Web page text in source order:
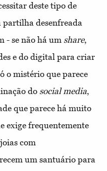
deste tipo de
partilha desenfreada
- se não há um share,
e do digital para criar
o mistério que parece
do social media,
que parece há muito
exige frequentemente
com
um santuário para